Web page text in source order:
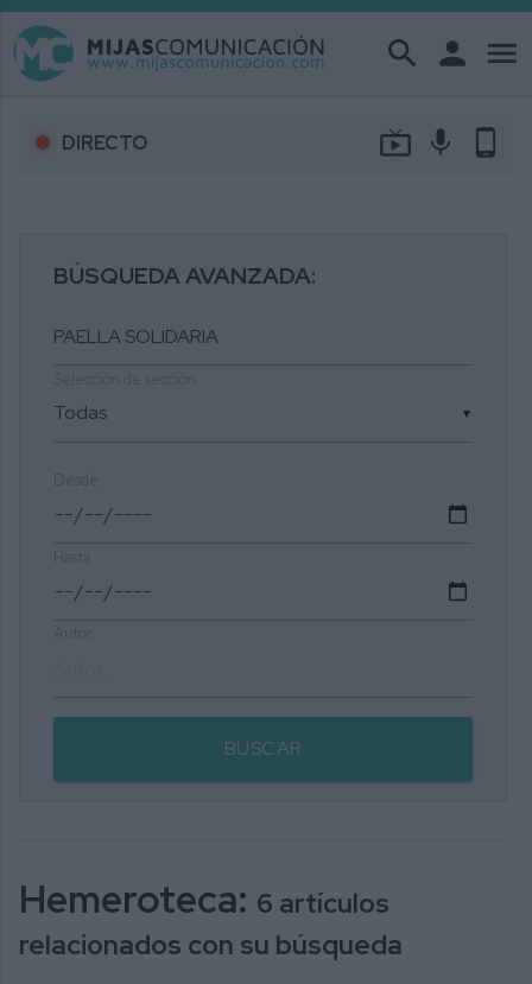
search person menu
DIRECTO live_tv mic phone_android
BÚSQUEDA AVANZADA:
▼
BUSCAR
Hemeroteca: 6 artículos
relacionados con su búsqueda